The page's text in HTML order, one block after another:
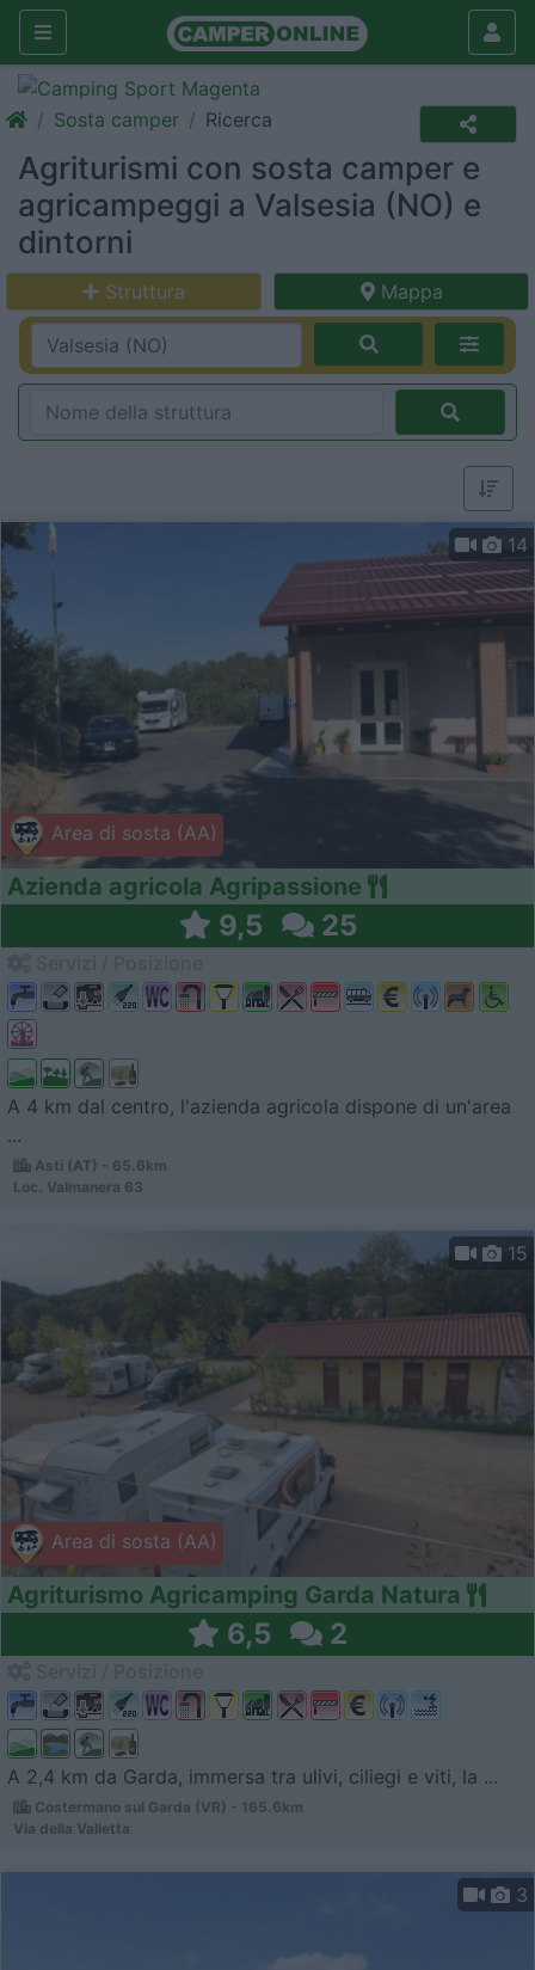
Sosta camper Ricerca
Agriturismi con sosta camper e
agricampeggi a Valsesia (NO) e
dintorni
Struttura Mappa
Area di sosta (AA)
14
Azienda agricola Agripassione
9,5 25
A 4 km dal centro, l'azienda agricola dispone di un'area
...
Asti (AT) - 65.6km
Loc. Valmanera 63
Area di sosta (AA)
15
Agriturismo Agricamping Garda Natura
6,5 2
A 2,4 km da Garda, immersa tra ulivi, ciliegi e viti, la ...
Costermano sul Garda (VR) - 165.6km
Via della Valletta
3